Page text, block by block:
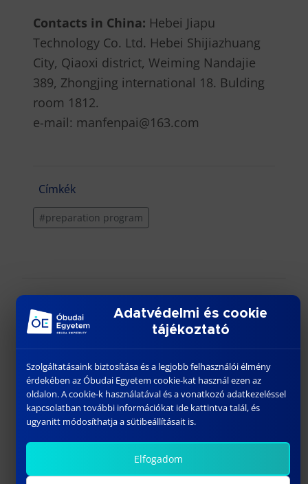
Contacts in China: Hebei Jiapu
Technology Co. Ltd. Hebei Shijiazhuang
City, Qiaoxi district, Weiming Nandajie
389, Zhongjing international 18. Bulding
room 1812.
e-mail: manfenpai@163.com
Címkék
#preparation program
További híreinkAdatvédelmi és cookie
tájékoztató
Szolgáltatásaink biztosítása és a legjobb felhasználói élmény
érdekében az Óbudai Egyetem cookie-kat használ ezen az
oldalon. A cookie-k használatával és a vonatkozó adatkezeléssel
kapcsolatban további információkat ide kattintva talál, és
ugyanitt módosíthatja a sütibeállításait is.
Elfogadom